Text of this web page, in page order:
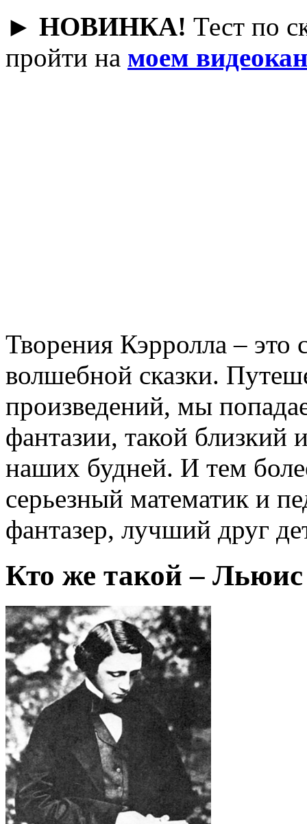
► НОВИНКА! Тест по
пройти на моем
Творения Кэрролла –
волшебной сказки.
произведений, мы
фантазии, такой
наших будней. И тем
серьезный математик и
фантазер, лучший друг
Кто же такой –